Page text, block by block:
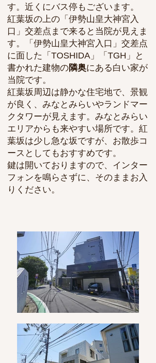
す。近くにバス停もございます。
紅葉坂の上の「伊勢山皇大神宮入
口」交差点まで来ると当院が見えま
す。
「伊勢山皇大神宮入口」 交差点
に面した 「TOSHIDA」「TGH」と
書かれた建物の隣奥にある白い家が
当院です。
紅葉坂周辺は静かな住宅地で、 景観
が良く、みなとみらいやランドマー
クタワーが見えます。 みなとみらい
エリアからも来やすい場所です。 紅
葉坂は少し急な坂ですが、お散歩コ
ースとしてもおすすめです。
鍵は開いておりますので、​インター
フォンを鳴らさずに、そのままお入
りください。